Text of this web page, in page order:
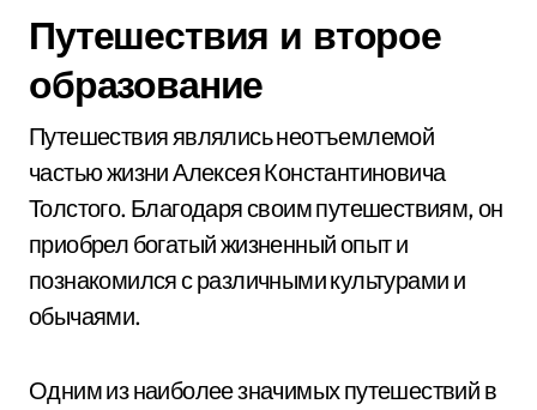
Путешествия и второе
образование
Путешествия являлись неотъемлемой
частью жизни Алексея Константиновича
Толстого. Благодаря своим путешествиям, он
приобрел богатый жизненный опыт и
познакомился с различными культурами и
обычаями.
Одним из наиболее значимых путешествий в